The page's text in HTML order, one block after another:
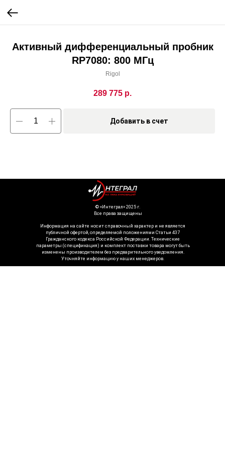
Активный дифференциальный пробник
RP7080: 800 МГц
Rigol
289 775 р.
Добавить в счет
Информация на сайте носит справочный характер и не является
публичной офертой, определяемой положениями Статьи 437
Гражданского кодекса Российской Федерации. Технические
параметры (спецификация) и комплект поставки товара могут быть
изменены производителем без предварительного уведомления.
Уточняйте информацию у наших менеджеров.
©️ «Интеграл» 2025 г.
Все права защищены